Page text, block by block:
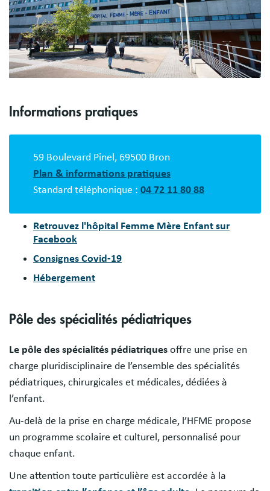
Informations pratiques
59 Boulevard Pinel, 69500 Bron
Plan & informations pratiques
Standard téléphonique : 04 72 11 80 88
Retrouvez l'hôpital Femme Mère Enfant sur
Facebook
Consignes Covid-19
Hébergement
Pôle des spécialités pédiatriques
Le pôle des spécialités pédiatriques offre une prise en
charge pluridisciplinaire de l’ensemble des spécialités
pédiatriques, chirurgicales et médicales, dédiées à
l’enfant.
Au-delà de la prise en charge médicale, l’HFME propose
un programme scolaire et culturel, personnalisé pour
chaque enfant.
Une attention toute particulière est accordée à la